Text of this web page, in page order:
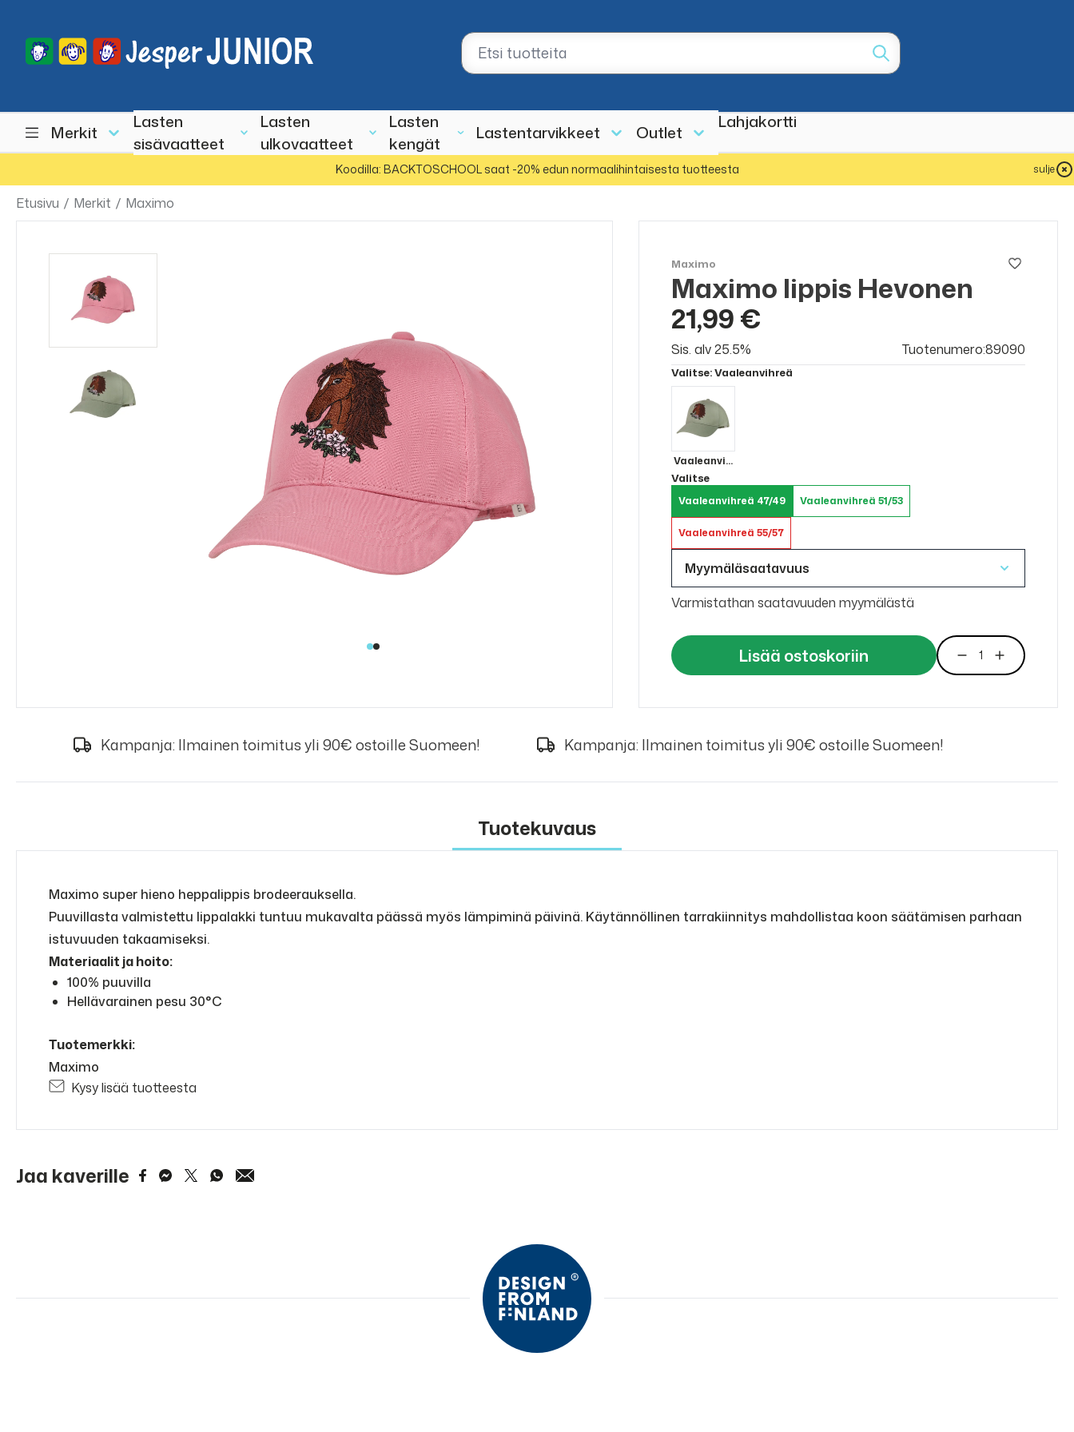
Merkit
Lasten
sisävaatteet
Lasten
ulkovaatteet
Lasten
kengät
Lastentarvikkeet Outlet
Lahjakortti
Koodilla: BACKTOSCHOOL saat -20% edun normaalihintaisesta tuotteesta sulje
Etusivu / Merkit / Maximo
Maximo
Maximo lippis Hevonen
21,99 €
Sis. alv 25.5% Tuotenumero:89090
Valitse: Vaaleanvihreä
Vaaleanvihreä
Valitse
Vaaleanvihreä 47/49 Vaaleanvihreä 51/53
Vaaleanvihreä 55/57
Myymäläsaatavuus
Varmistathan saatavuuden myymälästä
Lisää ostoskoriin
Kampanja: Ilmainen toimitus yli 90€ ostoille Suomeen! Kampanja: Ilmainen toimitus yli 90€ ostoille Suomeen!
Tuotekuvaus
Maximo super hieno heppalippis brodeerauksella.
Puuvillasta valmistettu lippalakki tuntuu mukavalta päässä myös lämpiminä päivinä. Käytännöllinen tarrakiinnitys mahdollistaa koon säätämisen parhaan
istuvuuden takaamiseksi.
Materiaalit ja hoito:
100% puuvilla
Hellävarainen pesu 30°C
Tuotemerkki:
Maximo
Kysy lisää tuotteesta
Jaa kaverille